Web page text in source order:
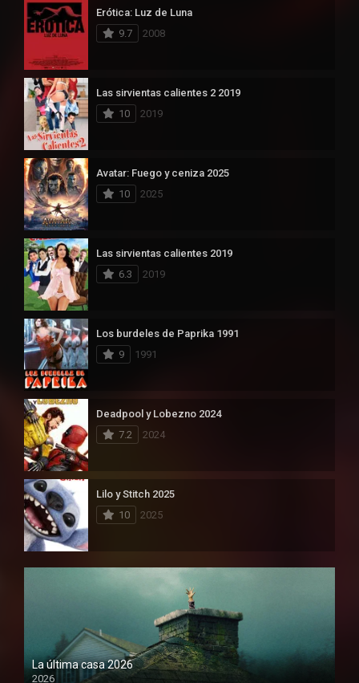
Erótica: Luz de Luna
9.7
2008
Las sirvientas calientes 2 2019
10
2019
Avatar: Fuego y ceniza 2025
10
2025
Las sirvientas calientes 2019
6.3
2019
Los burdeles de Paprika 1991
9
1991
Deadpool y Lobezno 2024
7.2
2024
Lilo y Stitch 2025
10
2025
La última casa 2026
2026